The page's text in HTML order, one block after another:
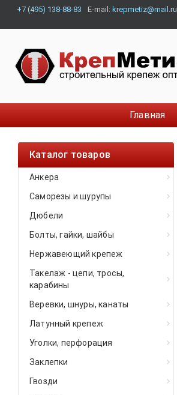
+7 (495) 138-88-83 E-mail: krepmetiz@mail.ru
Главная
Каталог товаров
Анкера
Саморезы и шурупы
Дюбели
Болты, гайки, шайбы
Нержавеющий крепеж
Такелаж - цепи, тросы,
карабины
Веревки, шнуры, канаты
Латунный крепеж
Уголки, перфорация
Заклепки
Гвозди